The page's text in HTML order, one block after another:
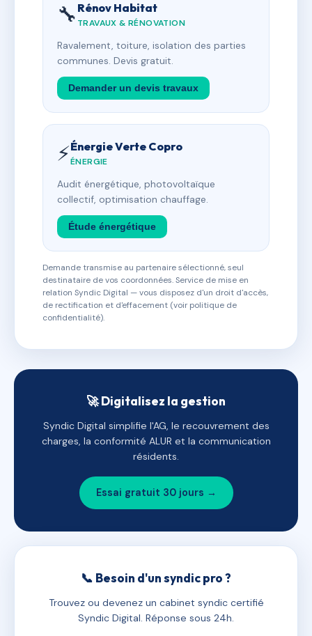
🔧 Rénov Habitat
TRAVAUX & RÉNOVATION
Ravalement, toiture, isolation des parties
communes. Devis gratuit.
Demander un devis travaux
⚡Énergie Verte Copro
ÉNERGIE
Audit énergétique, photovoltaïque
collectif, optimisation chauffage.
Étude énergétique
Demande transmise au partenaire sélectionné, seul
destinataire de vos coordonnées. Service de mise en
relation Syndic Digital — vous disposez d'un droit d'accès,
de rectification et d'effacement (voir politique de
confidentialité).
🚀 Digitalisez la gestion
Syndic Digital simplifie l'AG, le recouvrement des
charges, la conformité ALUR et la communication
résidents.
Essai gratuit 30 jours →
📞 Besoin d'un syndic pro ?
Trouvez ou devenez un cabinet syndic certifié
Syndic Digital. Réponse sous 24h.